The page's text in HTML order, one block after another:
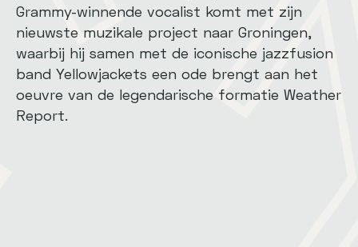
Grammy-winnende vocalist komt met zijn
nieuwste muzikale project naar Groningen,
waarbij hij samen met de iconische jazzfusion
band Yellowjackets een ode brengt aan het
oeuvre van de legendarische formatie Weather
Report.